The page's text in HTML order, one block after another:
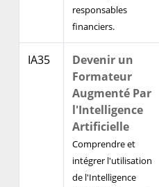
responsables
financiers.
IA35
Devenir un
Formateur
Augmenté Par
l'Intelligence
Artificielle
Comprendre et
intégrer l'utilisation
de l'Intelligence